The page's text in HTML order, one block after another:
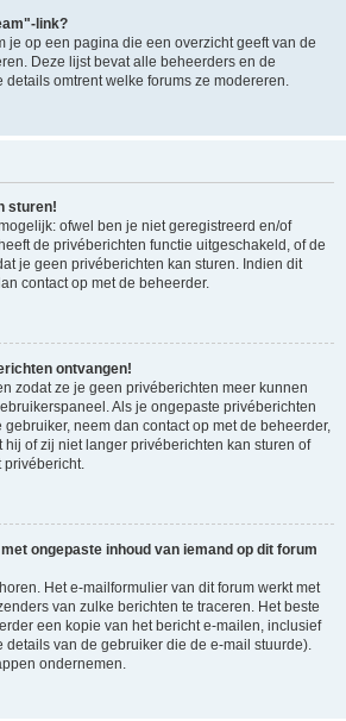
link?
je op een pagina die een overzicht geeft van de
Deze lijst bevat alle beheerders en de
omtrent welke forums ze modereren.
sturen!
ofwel ben je niet geregistreerd en/of
de privéberichten functie uitgeschakeld, of de
je geen privéberichten kan sturen. Indien dit
contact op met de beheerder.
ontvangen!
zodat ze je geen privéberichten meer kunnen
Als je ongepaste privéberichten
neem dan contact op met de beheerder,
of zij niet langer privéberichten kan sturen of
privébericht.
ongepaste inhoud van iemand op dit forum
Het e-mailformulier van dit forum werkt met
van zulke berichten te traceren. Het beste
een kopie van het bericht e-mailen, inclusief
details van de gebruiker die de e-mail stuurde).
ondernemen.